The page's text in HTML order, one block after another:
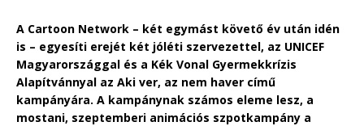
A Cartoon Network – két egymást követő év után idén
is – egyesíti erejét két jóléti szervezettel, az UNICEF
Magyarországgal és a Kék Vonal Gyermekkrízis
Alapítvánnyal az Aki ver, az nem haver című
kampányára. A kampánynak számos eleme lesz, a
mostani, szeptemberi animációs szpotkampány a